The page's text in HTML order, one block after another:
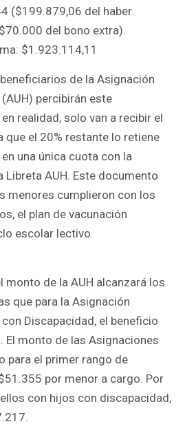
($199.879,06 del haber
del bono extra).
$1.923.114,11
de la Asignación
percibirán este
realidad, solo van a recibir el
que el 20% restante lo retiene
una única cuota con la
Libreta AUH. Este documento
menores cumplieron con los
el plan de vacunación
escolar lectivo
monto de la AUH alcanzará los
que para la Asignación
Discapacidad, el beneficio
El monto de las Asignaciones
para el primer rango de
por menor a cargo. Por
con hijos con discapacidad,